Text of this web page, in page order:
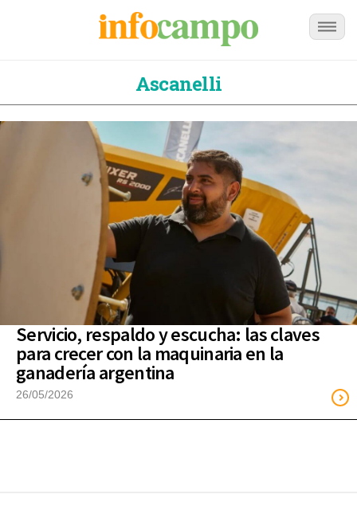
Ascanelli
Servicio, respaldo y escucha: las claves
para crecer con la maquinaria en la
ganadería argentina
26/05/2026